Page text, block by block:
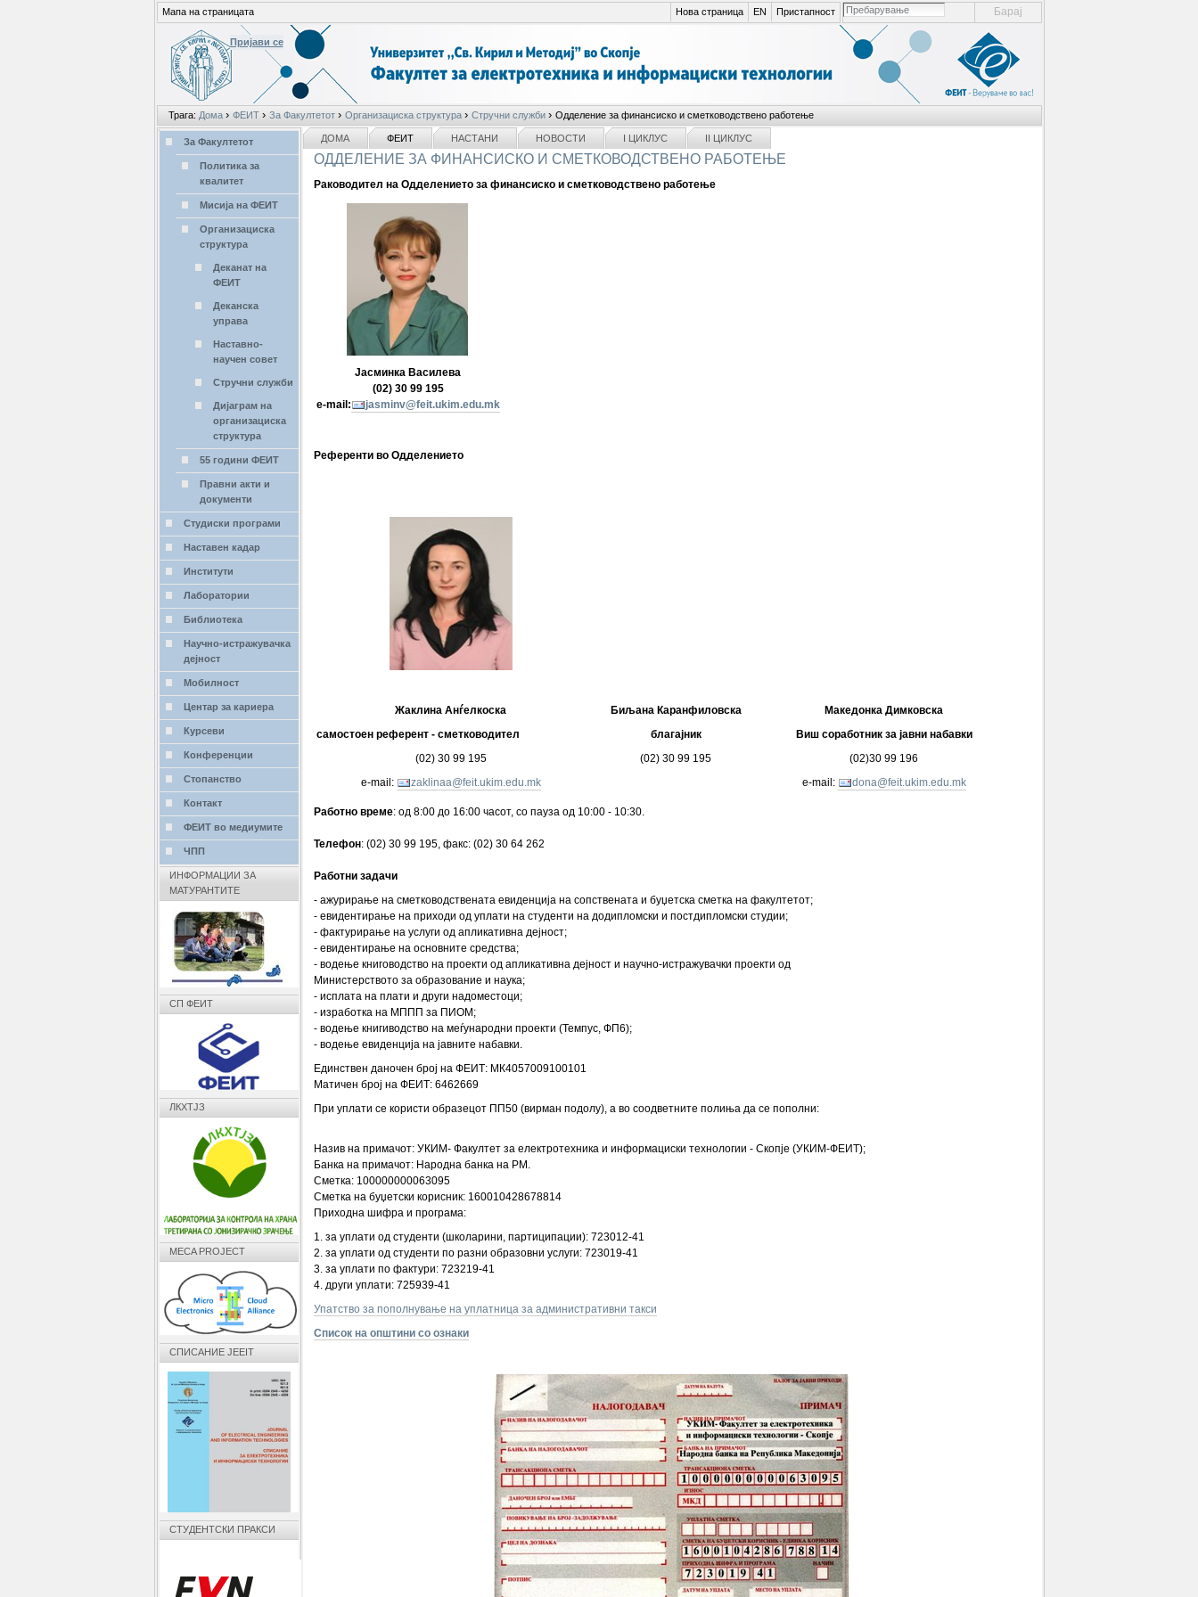
Лични
алати
Пријави се
Трага: Дома › ФЕИТ › За Факултетот › Организациска структура › Стручни служби › Одделение за финансиско и сметководствено работење
пребарување ел. места
напредно пребарување...
Мапа на страницата Пристапност
EN
Нова страница
делови
ДОМА ФЕИТ НАСТАНИ НОВОСТИ I ЦИКЛУС II ЦИКЛУС
ОДДЕЛЕНИЕ ЗА ФИНАНСИСКО И СМЕТКОВОДСТВЕНО РАБОТЕЊЕ
Раководител на Одделението за финансиско и сметководствено работење
Јасминка Василева
(02) 30 99 195
e-mail:
jasminv@feit.ukim.edu.mk
Референти во Одделението
Жаклина Анѓелкоска
самостоен референт - сметководител
(02) 30 99 195
e-mail:
zaklinaa@feit.ukim.edu.mk
Биљана Каранфиловска
благајник
(02) 30 99 195
Македонка Димковска
Виш соработник за јавни набавки
(02)30 99 196
e-mail:
dona@feit.ukim.edu.mk
Работно време: од 8:00 до 16:00 часот, со пауза од 10:00 - 10:30.
Телефон: (02) 30 99 195, факс: (02) 30 64 262
Работни задачи
- ажурирање на сметководствената евиденција на сопствената и буџетска сметка на факултетот;
- евидентирање на приходи од уплати на студенти на додипломски и постдипломски студии;
- фактурирање на услуги од апликативна дејност;
- евидентирање на основните средства;
- водење книговодство на проекти од апликативна дејност и научно-истражувачки проекти од
Министерството за образование и наука;
- исплата на плати и други надоместоци;
- изработка на МППП за ПИОМ;
- водење книгиводство на меѓународни проекти (Темпус, ФП6);
- водење евиденција на јавните набавки.
Единствен даночен број на ФЕИТ: МК4057009100101
Матичен број на ФЕИТ: 6462669
При уплати се користи образецот ПП50 (вирман подолу), а во соодветните полиња да се пополни:
Назив на примачот: УКИМ- Факултет за електротехника и информациски технологии - Скопје (УКИМ-ФЕИТ);
Банка на примачот: Народна банка на РМ.
Сметка: 100000000063095
Сметка на буџетски корисник: 160010428678814
Приходна шифра и програма:
1. за уплати од студенти (школарини, партиципации): 723012-41
2. за уплати од студенти по разни образовни услуги: 723019-41
3. за уплати по фактури: 723219-41
4. други уплати: 725939-41
Упатство за пополнување на уплатница за административни такси
Список на општини со ознаки
NAVIGATION
За Факултетот
Политика за
квалитет
Мисија на ФЕИТ
Организациска
структура
Деканат на
ФЕИТ
Деканска
управа
Наставно-
научен совет
Стручни служби
Дијаграм на
организациска
структура
55 години ФЕИТ
Правни акти и
документи
Студиски програми
Наставен кадар
Институти
Лаборатории
Библиотека
Научно-истражувачка
дејност
Мобилност
Центар за кариера
Курсеви
Конференции
Стопанство
Контакт
ФЕИТ во медиумите
ЧПП
ИНФОРМАЦИИ ЗА
МАТУРАНТИТЕ
СП ФЕИТ
ЛКХТЈЗ
MECA PROJECT
СПИСАНИЕ JEEIT
СТУДЕНТСКИ ПРАКСИ